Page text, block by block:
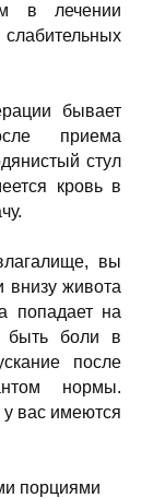
в лечении
бывает
приема
стул
кровь в
вы
внизу живота
попадает на
быть боли в
после
нормы.
у вас имеются
порциями